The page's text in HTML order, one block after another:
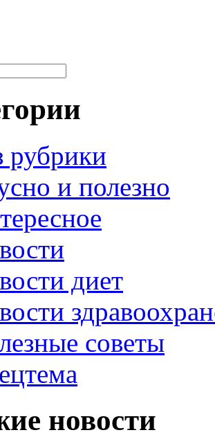
рубрики
и полезно
диет
советы
новости